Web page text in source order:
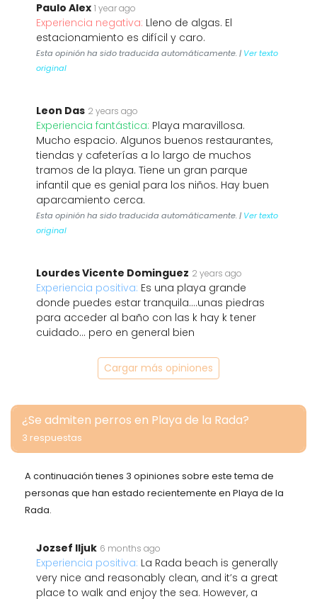
Paulo Alex 1 year ago
Experiencia negativa: Lleno de algas. El
estacionamiento es difícil y caro.
Esta opinión ha sido traducida automáticamente. | Ver texto
original
Leon Das 2 years ago
Experiencia fantástica: Playa maravillosa.
Mucho espacio. Algunos buenos restaurantes,
tiendas y cafeterías a lo largo de muchos
tramos de la playa. Tiene un gran parque
infantil que es genial para los niños. Hay buen
aparcamiento cerca.
Esta opinión ha sido traducida automáticamente. | Ver texto
original
Lourdes Vicente Dominguez 2 years ago
Experiencia positiva: Es una playa grande
donde puedes estar tranquila....unas piedras
para acceder al baño con las k hay k tener
cuidado... pero en general bien
Cargar más opiniones
¿Se admiten perros en Playa de la Rada?
3 respuestas
A continuación tienes 3 opiniones sobre este tema de
personas que han estado recientemente en Playa de la
Rada.
Jozsef Iljuk 6 months ago
Experiencia positiva: La Rada beach is generally
very nice and reasonably clean, and it’s a great
place to walk and enjoy the sea. However, a